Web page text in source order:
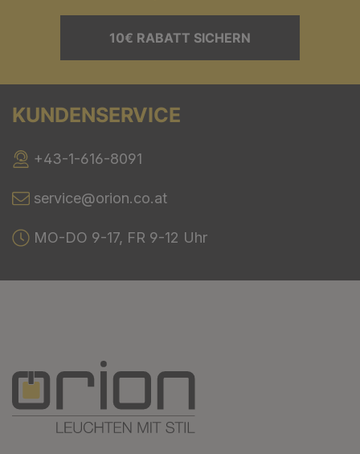
10€ RABATT SICHERN
KUNDENSERVICE
+43-1-616-8091
service@orion.co.at
MO-DO 9-17, FR 9-12 Uhr